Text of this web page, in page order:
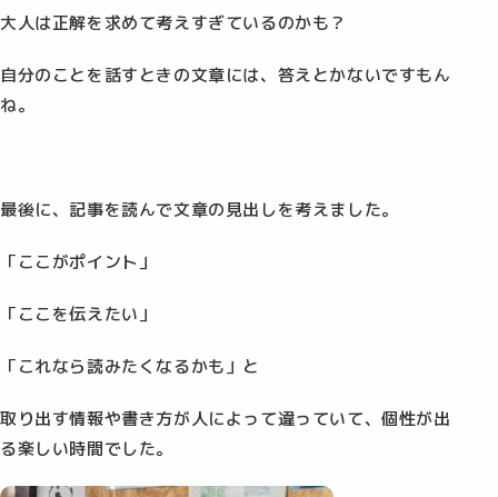
大人は正解を求めて考えすぎているのかも？
自分のことを話すときの文章には、答えとかないですもん
ね。
最後に、記事を読んで文章の見出しを考えました。
「ここがポイント」
「ここを伝えたい」
「これなら読みたくなるかも」と
取り出す情報や書き方が人によって違っていて、個性が出
る楽しい時間でした。